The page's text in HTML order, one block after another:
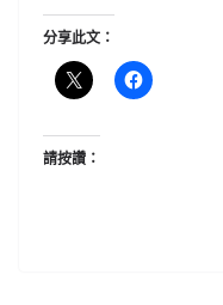
分享此文：
請按讚：